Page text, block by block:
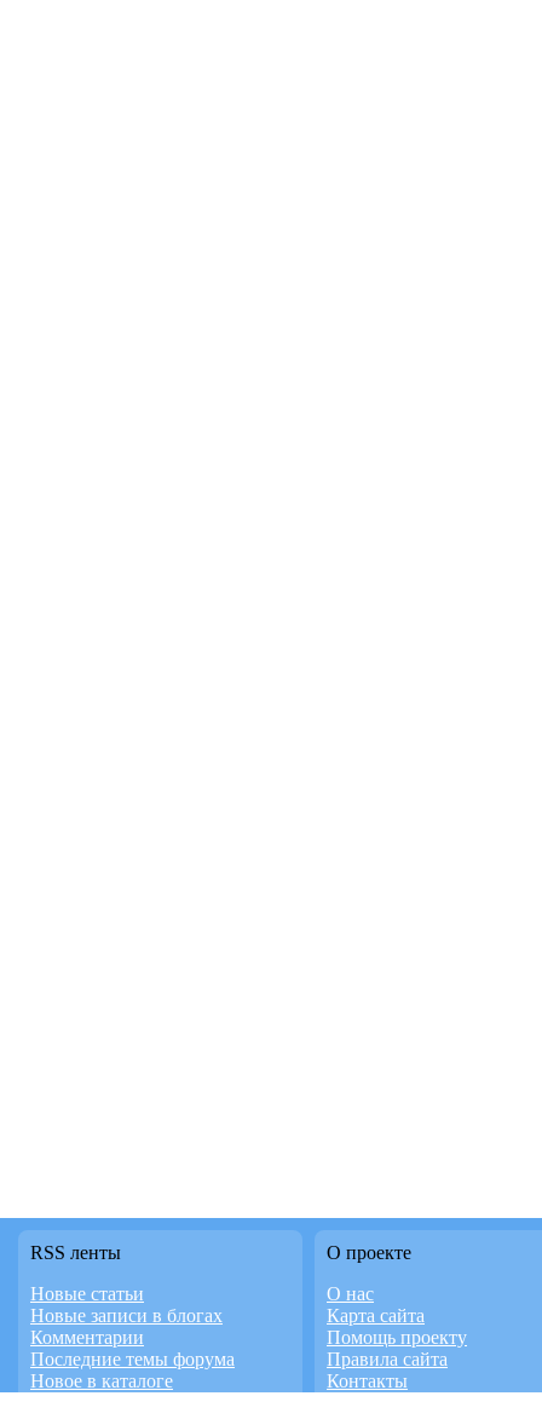
RSS ленты
Новые статьи
Новые записи в блогах
Комментарии
Последние темы форума
Новое в каталоге
О проекте
О нас
Карта сайта
Помощь проекту
Правила сайта
Контакты